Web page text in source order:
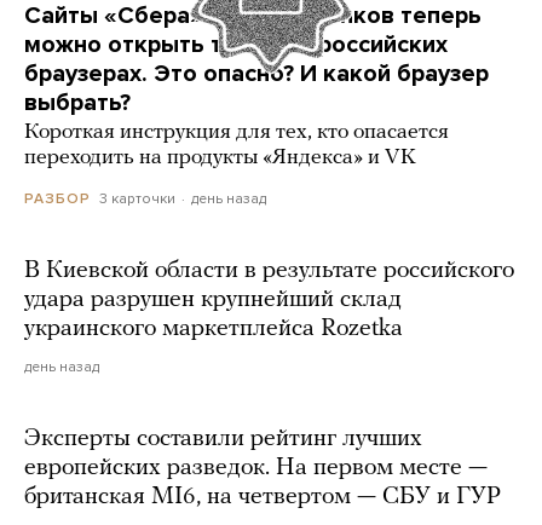
Сайты «Сбера» и других банков теперь
можно открыть только в российских
браузерах. Это опасно? И какой браузер
выбрать?
Короткая инструкция для тех, кто опасается
переходить на продукты «Яндекса» и VK
РАЗБОР 3 карточки день назад
В Киевской области в результате российского
удара разрушен крупнейший склад
украинского маркетплейса Rozetka
день назад
Эксперты составили рейтинг лучших
европейских разведок. На первом месте —
британская MI6, на четвертом — СБУ и ГУР